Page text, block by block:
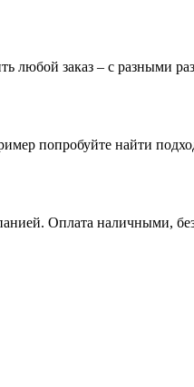
любой заказ – с разными
попробуйте найти
Оплата наличными,